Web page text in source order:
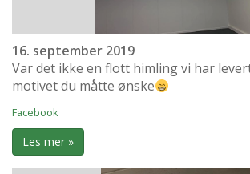
16. september 2019
Var det ikke en flott himling vi har
motivet du måtte ønske
Facebook
Les mer »